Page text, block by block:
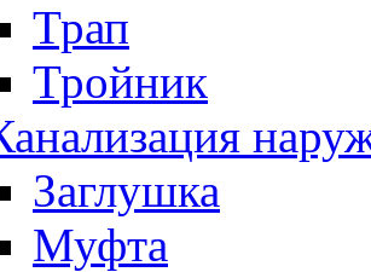
Трап
Тройник
Заглушка
Муфта